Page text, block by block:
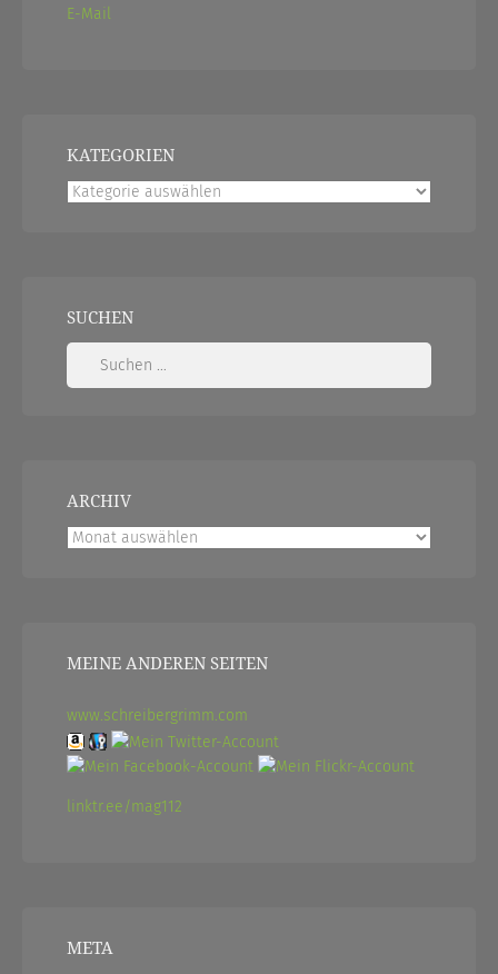
E-Mail
KATEGORIEN
Kategorien
SUCHEN
Suchen
ARCHIV
Archiv
MEINE ANDEREN SEITEN
www.schreibergrimm.com
linktr.ee/mag112
META